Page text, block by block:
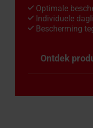
Optimale
Individuele
Bescherming
Ontdek